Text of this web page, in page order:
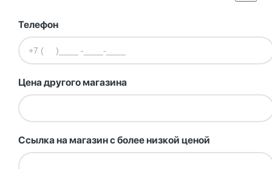
Телефон
Цена другого магазина
Ссылка на магазин с более низкой ценой